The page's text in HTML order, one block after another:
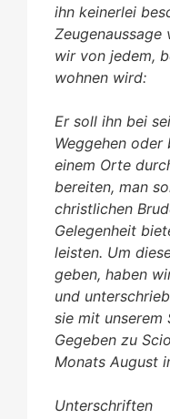
ihn keinerlei
wir von jedem,
wohnen wird:
Er soll ihn bei
Weggehen oder
einem Orte
bereiten, man
christlichen
Gelegenheit
leisten. Um
geben, haben
und
sie mit unserem
Gegeben zu
Monats August
Unterschriften